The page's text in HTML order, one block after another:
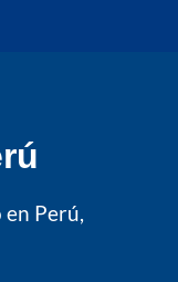
Perú,